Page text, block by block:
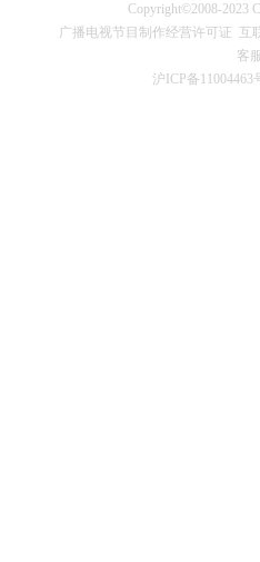
Copyright©2008-2023
广播电视节目制作经营许可证 互
客
沪ICP备11004463